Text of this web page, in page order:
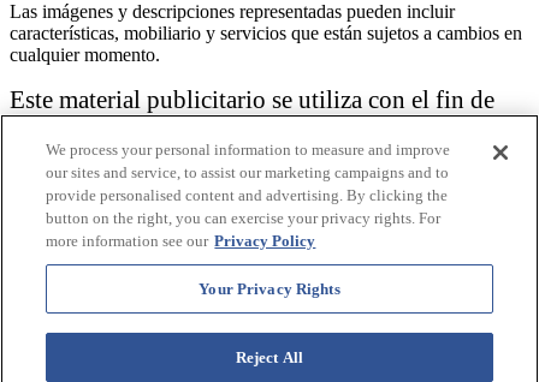
Las imágenes y descripciones representadas pueden incluir
características, mobiliario y servicios que están sujetos a cambios en
cualquier momento.
Este material publicitario se utiliza con el fin de
vacacional.
Aviso: las funciones de accesibilidad enumeradas aquí no pretenden
ser una lista exhaustiva o completa de todas las funciones accesibles
de la instalación,
habitaciones y / o comodidades para este Resort específico. Para
obtener información sobre nuestra política de accesibilidad, revise
nuestraPolítica de accesibilidad.
We process your personal information to measure and improve
our sites and service, to assist our marketing campaigns and to
provide personalised content and advertising. By clicking the
button on the right, you can exercise your privacy rights. For
more information see our Privacy Policy
Your Privacy Rights
Reject All